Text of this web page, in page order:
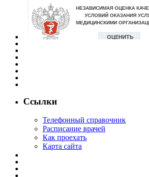
Ссылки
Телефонный справочник
Расписание врачей
Как проехать
Карта сайта